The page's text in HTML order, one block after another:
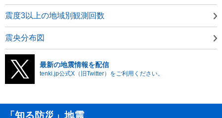
震度3以上の地域別観測回数
震央分布図
最新の地震情報を配信
tenki.jp公式X（旧Twitter）をご利用ください。
「知る防災」地震